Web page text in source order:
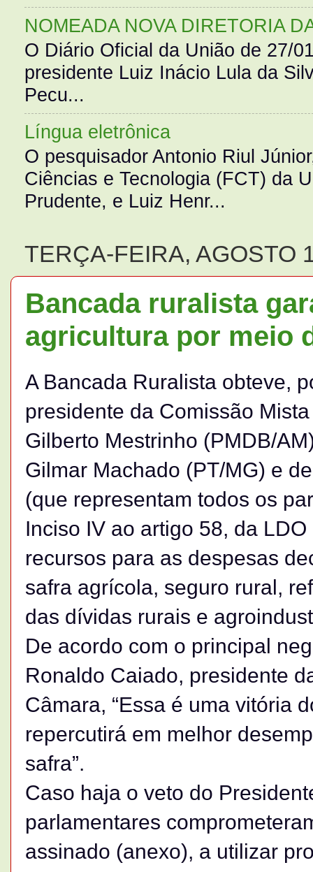
NOMEADA NOVA DIRETORIA
O Diário Oficial da União de 27/
presidente Luiz Inácio Lula da
Pecu...
Língua eletrônica
O pesquisador Antonio Riul
Ciências e Tecnologia (FCT) da
Prudente, e Luiz Henr...
TERÇA-FEIRA, AGOSTO
Bancada ruralista
agricultura por meio
A Bancada Ruralista obteve,
presidente da Comissão
Gilberto Mestrinho (PMDB/
Gilmar Machado (PT/MG) e
(que representam todos os
Inciso IV ao artigo 58, da
recursos para as despesas
safra agrícola, seguro rural,
das dívidas rurais e
De acordo com o principal
Ronaldo Caiado, presidente
Câmara, “Essa é uma vitória
repercutirá em melhor
safra”.
Caso haja o veto do
parlamentares
assinado (anexo), a utilizar